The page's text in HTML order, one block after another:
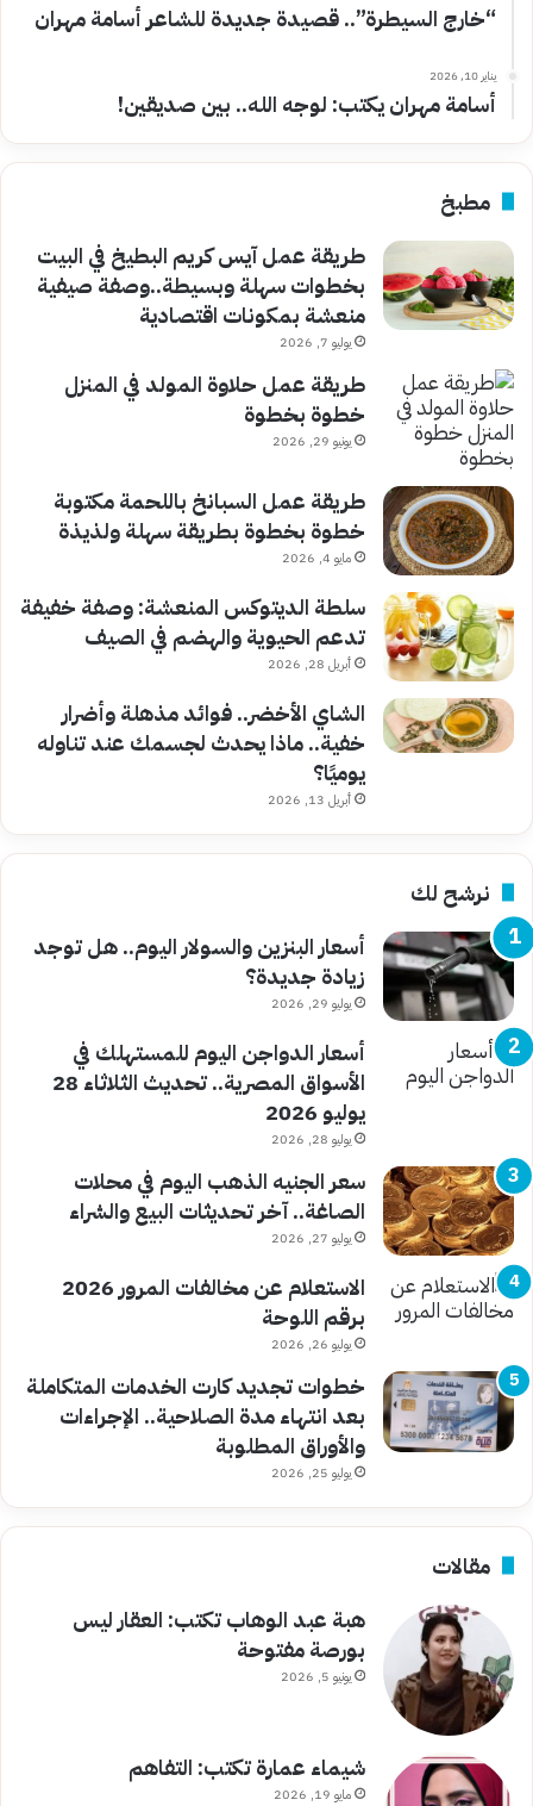
“خارج السيطرة”.. قصيدة جديدة للشاعر أسامة مهران
يناير 10, 2026
أسامة مهران يكتب: لوجه الله.. بين صديقين!
مطبخ
طريقة عمل آيس كريم البطيخ في البيت
بخطوات سهلة وبسيطة..وصفة صيفية
منعشة بمكونات اقتصادية
يوليو 7, 2026
طريقة عمل حلاوة المولد في المنزل
خطوة بخطوة
يونيو 29, 2026
طريقة عمل السبانخ باللحمة مكتوبة
خطوة بخطوة بطريقة سهلة ولذيذة
مايو 4, 2026
سلطة الديتوكس المنعشة: وصفة خفيفة
تدعم الحيوية والهضم في الصيف
أبريل 28, 2026
الشاي الأخضر.. فوائد مذهلة وأضرار
خفية.. ماذا يحدث لجسمك عند تناوله
يوميًا؟
أبريل 13, 2026
نرشح لك
أسعار البنزين والسولار اليوم.. هل توجد
زيادة جديدة؟
يوليو 29, 2026
أسعار الدواجن اليوم للمستهلك في
الأسواق المصرية.. تحديث الثلاثاء 28
يوليو 2026
يوليو 28, 2026
سعر الجنيه الذهب اليوم في محلات
الصاغة.. آخر تحديثات البيع والشراء
يوليو 27, 2026
الاستعلام عن مخالفات المرور 2026
برقم اللوحة
يوليو 26, 2026
خطوات تجديد كارت الخدمات المتكاملة
بعد انتهاء مدة الصلاحية.. الإجراءات
والأوراق المطلوبة
يوليو 25, 2026
مقالات
هبة عبد الوهاب تكتب: العقار ليس
بورصة مفتوحة
يونيو 5, 2026
شيماء عمارة تكتب: التفاهم
مايو 19, 2026